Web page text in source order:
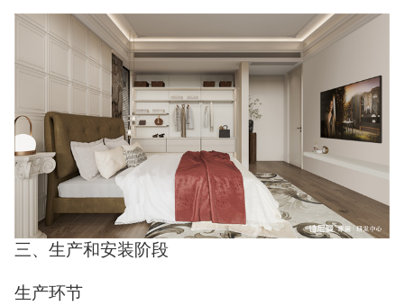
三、生产和安装阶段
生产环节